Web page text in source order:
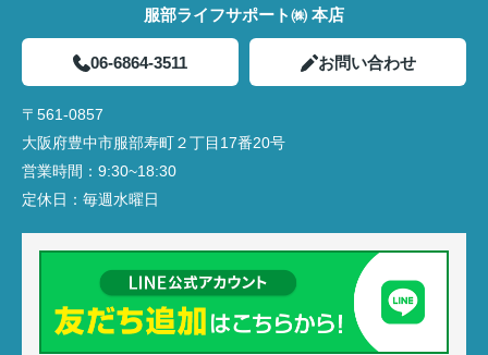
服部ライフサポート㈱ 本店
06-6864-3511 お問い合わせ
〒561-0857
大阪府豊中市服部寿町２丁目17番20号
営業時間： 9:30~18:30
定休日： 毎週水曜日